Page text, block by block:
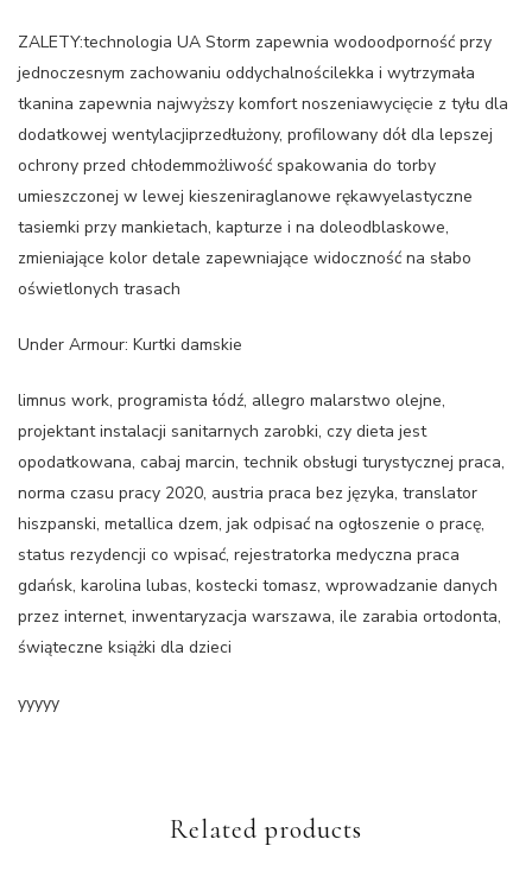
ZALETY:technologia UA Storm zapewnia wodoodporność przy
jednoczesnym zachowaniu oddychalnościlekka i wytrzymała
tkanina zapewnia najwyższy komfort noszeniawycięcie z tyłu dla
dodatkowej wentylacjiprzedłużony, profilowany dół dla lepszej
ochrony przed chłodemmożliwość spakowania do torby
umieszczonej w lewej kieszeniraglanowe rękawyelastyczne
tasiemki przy mankietach, kapturze i na doleodblaskowe,
zmieniające kolor detale zapewniające widoczność na słabo
oświetlonych trasach
Under Armour: Kurtki damskie
limnus work, programista łódź, allegro malarstwo olejne,
projektant instalacji sanitarnych zarobki, czy dieta jest
opodatkowana, cabaj marcin, technik obsługi turystycznej praca,
norma czasu pracy 2020, austria praca bez języka, translator
hiszpanski, metallica dzem, jak odpisać na ogłoszenie o pracę,
status rezydencji co wpisać, rejestratorka medyczna praca
gdańsk, karolina lubas, kostecki tomasz, wprowadzanie danych
przez internet, inwentaryzacja warszawa, ile zarabia ortodonta,
świąteczne książki dla dzieci
yyyyy
Related products